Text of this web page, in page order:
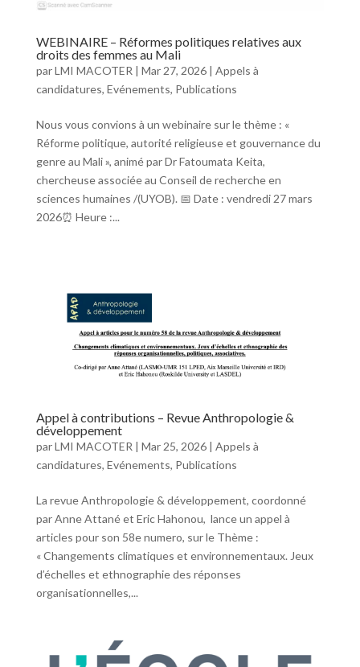
WEBINAIRE – Réformes politiques relatives aux
droits des femmes au Mali
parLMI MACOTER | Mar 27, 2026| Appels à
candidatures, Evénements, Publications
Nous vous convions à un webinaire sur le thème : «
Réforme politique, autorité religieuse et gouvernance du
genre au Mali », animé par Dr Fatoumata Keita,
chercheuse associée au Conseil de recherche en
sciences humaines /(UYOB). 📅 Date : vendredi 27 mars
2026⏰ Heure :...
Appel à contributions – Revue Anthropologie &
développement
parLMI MACOTER | Mar 25, 2026| Appels à
candidatures, Evénements, Publications
La revue Anthropologie & développement, coordonné
par Anne Attané et Eric Hahonou, lance un appel à
articles pour son 58e numero, sur le Thème :
« Changements climatiques et environnementaux. Jeux
d’échelles et ethnographie des réponses
organisationnelles,...